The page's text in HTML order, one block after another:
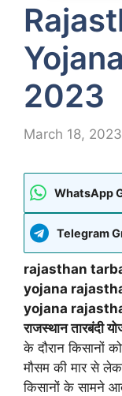
2023
March 18, 2023
WhatsApp
Telegram
rajasthan
yojana
yojana
राजस्थान तारबंदी
के दौरान किसानों
मौसम की मार से
किसानों के सामने